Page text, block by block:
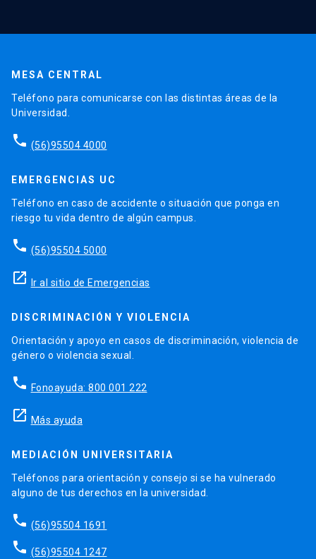
MESA CENTRAL
Teléfono para comunicarse con las distintas áreas de la
Universidad.
phone (56)95504 4000
EMERGENCIAS UC
Teléfono en caso de accidente o situación que ponga en
riesgo tu vida dentro de algún campus.
phone (56)95504 5000
launch Ir al sitio de Emergencias
DISCRIMINACIÓN Y VIOLENCIA
Orientación y apoyo en casos de discriminación, violencia de
género o violencia sexual.
phone Fonoayuda: 800 001 222
launch Más ayuda
MEDIACIÓN UNIVERSITARIA
Teléfonos para orientación y consejo si se ha vulnerado
alguno de tus derechos en la universidad.
phone (56)95504 1691
phone (56)95504 1247